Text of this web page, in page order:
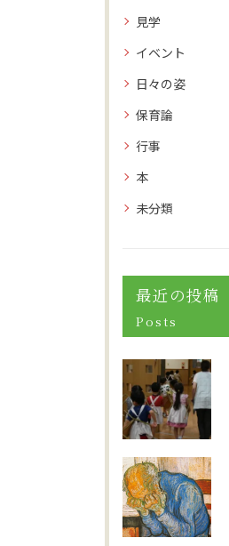
見学
イベント
日々の姿
保育論
行事
本
未分類
最近の投稿
Posts